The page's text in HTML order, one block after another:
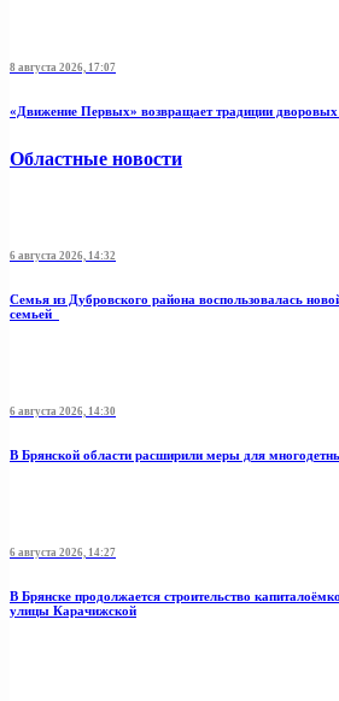
8 августа 2026, 17:07
«Движение Первых» возвращает традиции дворовых
Областные новости
6 августа 2026, 14:32
Семья из Дубровского района воспользовалась
семьей
6 августа 2026, 14:30
В Брянской области расширили меры для
6 августа 2026, 14:27
В Брянске продолжается строительство
улицы Карачижской